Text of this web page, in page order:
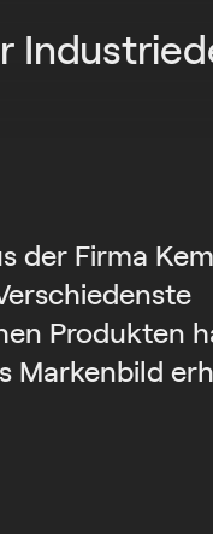
der Firma
Produkten
Markenbild